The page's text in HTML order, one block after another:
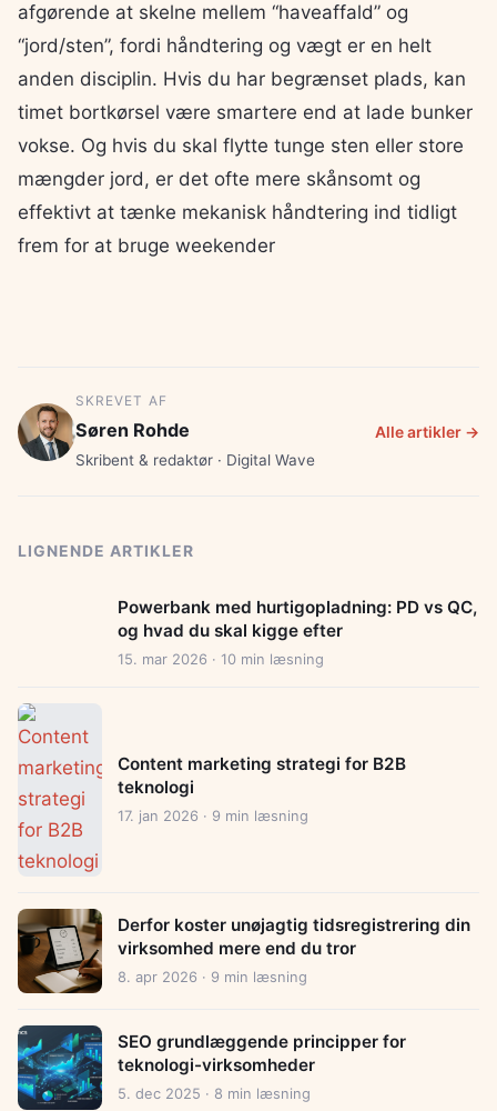
afgørende at skelne mellem “haveaffald” og
“jord/sten”, fordi håndtering og vægt er en helt
anden disciplin. Hvis du har begrænset plads, kan
timet bortkørsel være smartere end at lade bunker
vokse. Og hvis du skal flytte tunge sten eller store
mængder jord, er det ofte mere skånsomt og
effektivt at tænke mekanisk håndtering ind tidligt
frem for at bruge weekender
SKREVET AF
Søren Rohde
Skribent & redaktør · Digital Wave
Alle artikler →
LIGNENDE ARTIKLER
Powerbank med hurtigopladning: PD vs QC,
og hvad du skal kigge efter
15. mar 2026 · 10 min læsning
Content marketing strategi for B2B
teknologi
17. jan 2026 · 9 min læsning
Derfor koster unøjagtig tidsregistrering din
virksomhed mere end du tror
8. apr 2026 · 9 min læsning
SEO grundlæggende principper for
teknologi-virksomheder
5. dec 2025 · 8 min læsning